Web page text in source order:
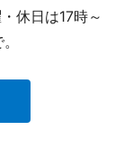
休日は17時～